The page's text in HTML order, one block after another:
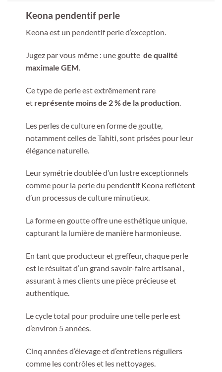
Keona pendentif perle
Keona est un pendentif perle d’exception.
Jugez par vous même : une goutte de qualité
maximale GEM.
Ce type de perle est extrêmement rare
et représente moins de 2 % de la production.
Les perles de culture en forme de goutte,
notamment celles de Tahiti, sont prisées pour leur
élégance naturelle.
Leur symétrie doublée d’un lustre exceptionnels
comme pour la perle du pendentif Keona reflètent
d’un processus de culture minutieux.
La forme en goutte offre une esthétique unique,
capturant la lumière de manière harmonieuse.
En tant que producteur et greffeur, chaque perle
est le résultat d’un grand savoir-faire artisanal ,
assurant à mes clients une pièce précieuse et
authentique.
Le cycle total pour produire une telle perle est
d’environ 5 années.
Cinq années d’élevage et d’entretiens réguliers
comme les contrôles et les nettoyages.